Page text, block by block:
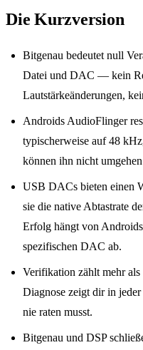
Die Kurzversion
Bitgenau bedeutet null
Datei und DAC — kein
Lautstärkeänderungen,
Androids AudioFlinger
typischerweise auf 48
können ihn nicht
USB DACs bieten einen
sie die native Abtastrate
Erfolg hängt von
spezifischen DAC ab.
Verifikation zählt mehr
Diagnose zeigt dir in jeder
nie raten musst.
Bitgenau und DSP